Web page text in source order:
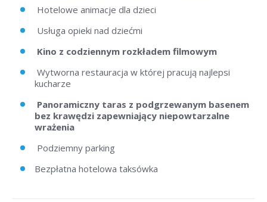
Hotelowe animacje dla dzieci
Usługa opieki nad dziećmi
Kino z codziennym rozkładem filmowym
Wytworna restauracja w której pracują najlepsi
kucharze
Panoramiczny taras z podgrzewanym basenem
bez krawędzi zapewniający niepowtarzalne
wrażenia
Podziemny parking
Bezpłatna hotelowa taksówka